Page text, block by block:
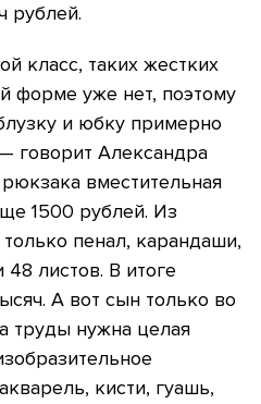
рублей.
класс, таких жестких
форме уже нет, поэтому
и юбку примерно
говорит Александра
вместительная
1500 рублей. Из
пенал, карандаши,
листов. В итоге
А вот сын только во
труды нужна целая
кисти, гуашь,